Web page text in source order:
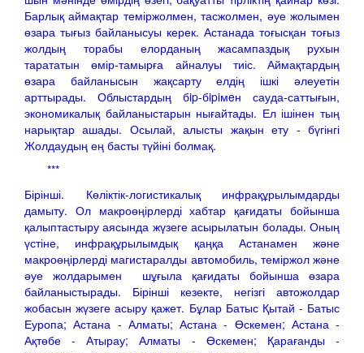
Барлық аймақтар теміржолмен, тасжолмен, әуе жолымен
өзара тығыз байланысуы керек. Астанада тоғысқан тоғыз
жолдың торабы елорданың жасампаздық рухын
тарататын өмір-тамырға айналуы тиіс. Аймақтардың
өзара байланысын жақсарту елдің ішкі әлеуетін
арттырады. Облыстардың бip-бipiмeн сауда-саттығын,
экономикалық байланыстарын нығайтады. Ел ішінен тың
нарықтар ашады. Осылай, алысты жақын ету - бүгінгі
Жолдаудың ең басты түйіні болмақ.
***
Бірінші. Көліктік-логистикалық инфрақұрылымдарды
дамыту. Ол макроөңірлерді хабтар қағидаты бойынша
қалыптастыру аясында жүзеге асырылатын болады. Оның
үстіне, инфрақұрылымдық қаңқа Астанамен және
макроөңірлерді магистаралды автомобиль, теміржол және
әуе жолдарымен шұғыла қағидаты бойынша өзара
байланыстырады. Бірінші кезекте, негізгі автожолдар
жобасын жүзеге асыру қажет. Бұлар Батыс Қытай - Батыс
Еуропа; Астана - Алматы; Астана - Өскемен; Астана -
Ақтөбе - Атырау; Алматы - Өскемен; Қарағанды -